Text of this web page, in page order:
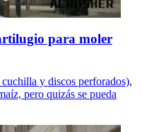
para moler
y discos perforados),
pero quizás se pueda